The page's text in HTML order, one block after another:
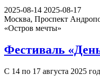
2025-08-14 2025-08-17
Москва, Проспект
«Остров мечты»
Фестиваль
С 14 по 17 августа 2025